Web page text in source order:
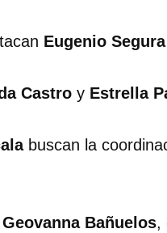
Eugenio Segura
Castro y Estrella
buscan la
Geovanna Bañuelos,